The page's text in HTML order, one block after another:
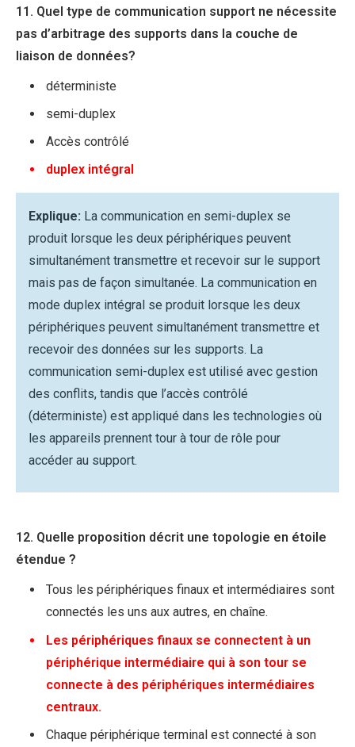
11. Quel type de communication support ne nécessite
pas d’arbitrage des supports dans la couche de
liaison de données?
déterministe
semi-duplex
Accès contrôlé
duplex intégral
Explique: La communication en semi-duplex se
produit lorsque les deux périphériques peuvent
simultanément transmettre et recevoir sur le support
mais pas de façon simultanée. La communication en
mode duplex intégral se produit lorsque les deux
périphériques peuvent simultanément transmettre et
recevoir des données sur les supports. La
communication semi-duplex est utilisé avec gestion
des conflits, tandis que l’accès contrôlé
(déterministe) est appliqué dans les technologies où
les appareils prennent tour à tour de rôle pour
accéder au support.
12. Quelle proposition décrit une topologie en étoile
étendue ?
Tous les périphériques finaux et intermédiaires sont
connectés les uns aux autres, en chaîne.
Les périphériques finaux se connectent à un
périphérique intermédiaire qui à son tour se
connecte à des périphériques intermédiaires
centraux.
Chaque périphérique terminal est connecté à son